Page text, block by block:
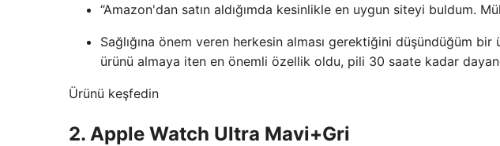
“Amazon'dan satın aldığımda kesinlikle en uygun siteyi buldum.
Sağlığına önem veren herkesin alması gerektiğini düşündüğüm
ürünü almaya iten en önemli özellik oldu, pili 30 saate kadar
Ürünü keşfedin
2. Apple Watch Ultra Mavi+Gri